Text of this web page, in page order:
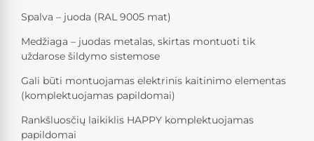
Spalva – juoda (RAL 9005 mat)
Medžiaga – juodas metalas, skirtas montuoti tik
uždarose šildymo sistemose
Gali būti montuojamas elektrinis kaitinimo elementas
(komplektuojamas papildomai)
Rankšluosčių laikiklis HAPPY komplektuojamas
papildomai